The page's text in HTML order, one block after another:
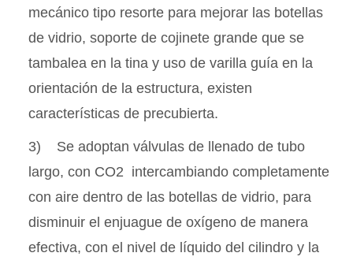
mecánico tipo resorte para mejorar las botellas
de vidrio, soporte de cojinete grande que se
tambalea en la tina y uso de varilla guía en la
orientación de la estructura, existen
características de precubierta.
3) Se adoptan válvulas de llenado de tubo
largo, con CO2 intercambiando completamente
con aire dentro de las botellas de vidrio, para
disminuir el enjuague de oxígeno de manera
efectiva, con el nivel de líquido del cilindro y la